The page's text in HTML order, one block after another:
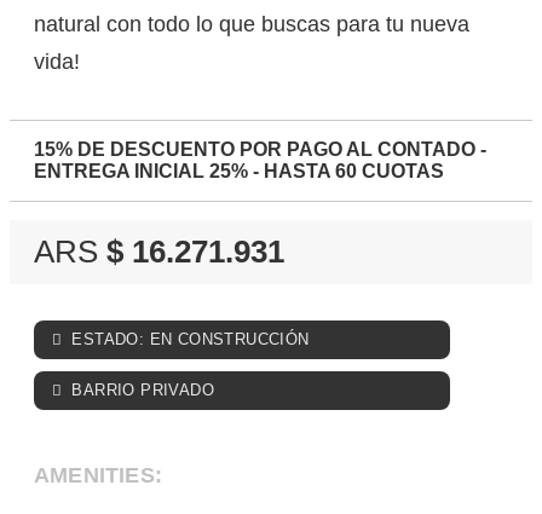
natural con todo lo que buscas para tu nueva
vida!
15% DE DESCUENTO POR PAGO AL CONTADO -
ENTREGA INICIAL 25% - HASTA 60 CUOTAS
ARS $ 16.271.931
ESTADO: EN CONSTRUCCIÓN
BARRIO PRIVADO
AMENITIES: